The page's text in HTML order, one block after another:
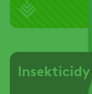
Insekticidy